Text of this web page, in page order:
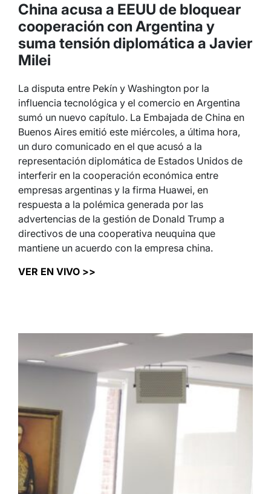
China acusa a EEUU de bloquear
cooperación con Argentina y
suma tensión diplomática a Javier
Milei
La disputa entre Pekín y Washington por la
influencia tecnológica y el comercio en Argentina
sumó un nuevo capítulo. La Embajada de China en
Buenos Aires emitió este miércoles, a última hora,
un duro comunicado en el que acusó a la
representación diplomática de Estados Unidos de
interferir en la cooperación económica entre
empresas argentinas y la firma Huawei, en
respuesta a la polémica generada por las
advertencias de la gestión de Donald Trump a
directivos de una cooperativa neuquina que
mantiene un acuerdo con la empresa china.
VER EN VIVO >>